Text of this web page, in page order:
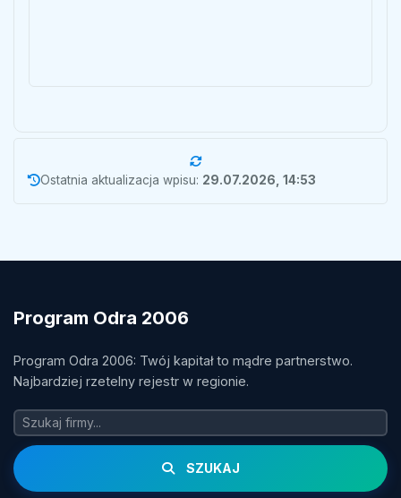
Ostatnia aktualizacja wpisu: 29.07.2026, 14:53
Program Odra 2006
Program Odra 2006: Twój kapitał to mądre partnerstwo.
Najbardziej rzetelny rejestr w regionie.
SZUKAJ